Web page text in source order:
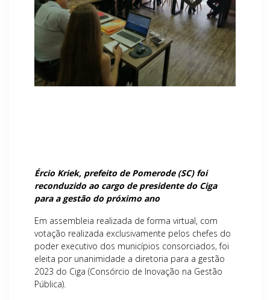
Ércio Kriek, prefeito de Pomerode (SC) foi
reconduzido ao cargo de presidente do Ciga
para a gestão do próximo ano
Em assembleia realizada de forma virtual, com
votação realizada exclusivamente pelos chefes do
poder executivo dos municípios consorciados, foi
eleita por unanimidade a diretoria para a gestão
2023 do Ciga (Consórcio de Inovação na Gestão
Pública).